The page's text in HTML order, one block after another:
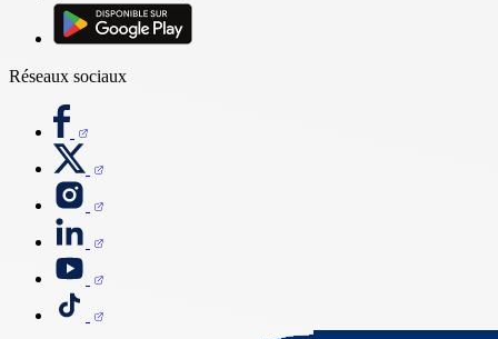
Réseaux sociaux